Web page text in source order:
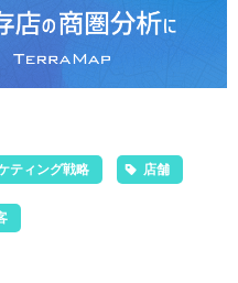
ティング戦略 店舗